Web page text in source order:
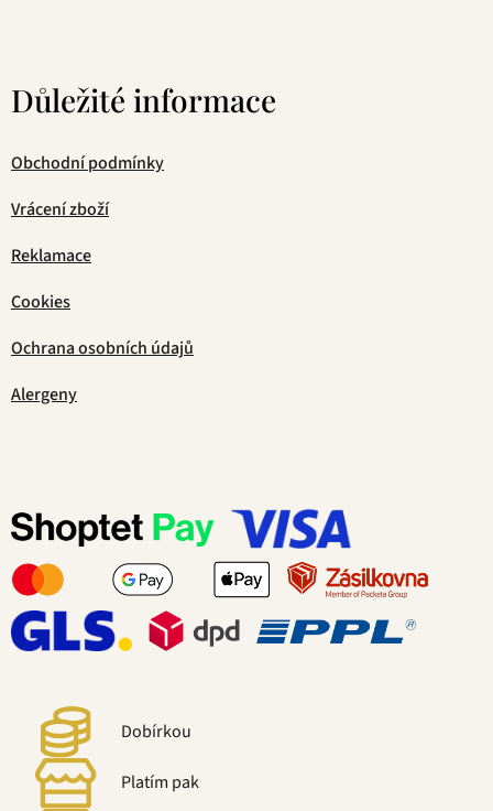
Důležité informace
Obchodní podmínky
Vrácení zboží
Reklamace
Cookies
Ochrana osobních údajů
Alergeny
Dobírkou
Platím pak